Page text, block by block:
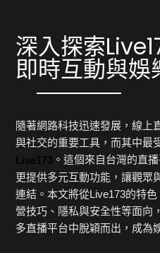
深入探索
即時互動與
隨著網路科技迅速發展，線上
與社交的重要工具，而其中最
Live173 。這個來自台灣的直
更提供多元互動功能，讓觀眾
連結。本文將從Live173的特
營技巧、隱私與安全性等面向
多直播平台中脫穎而出，成為